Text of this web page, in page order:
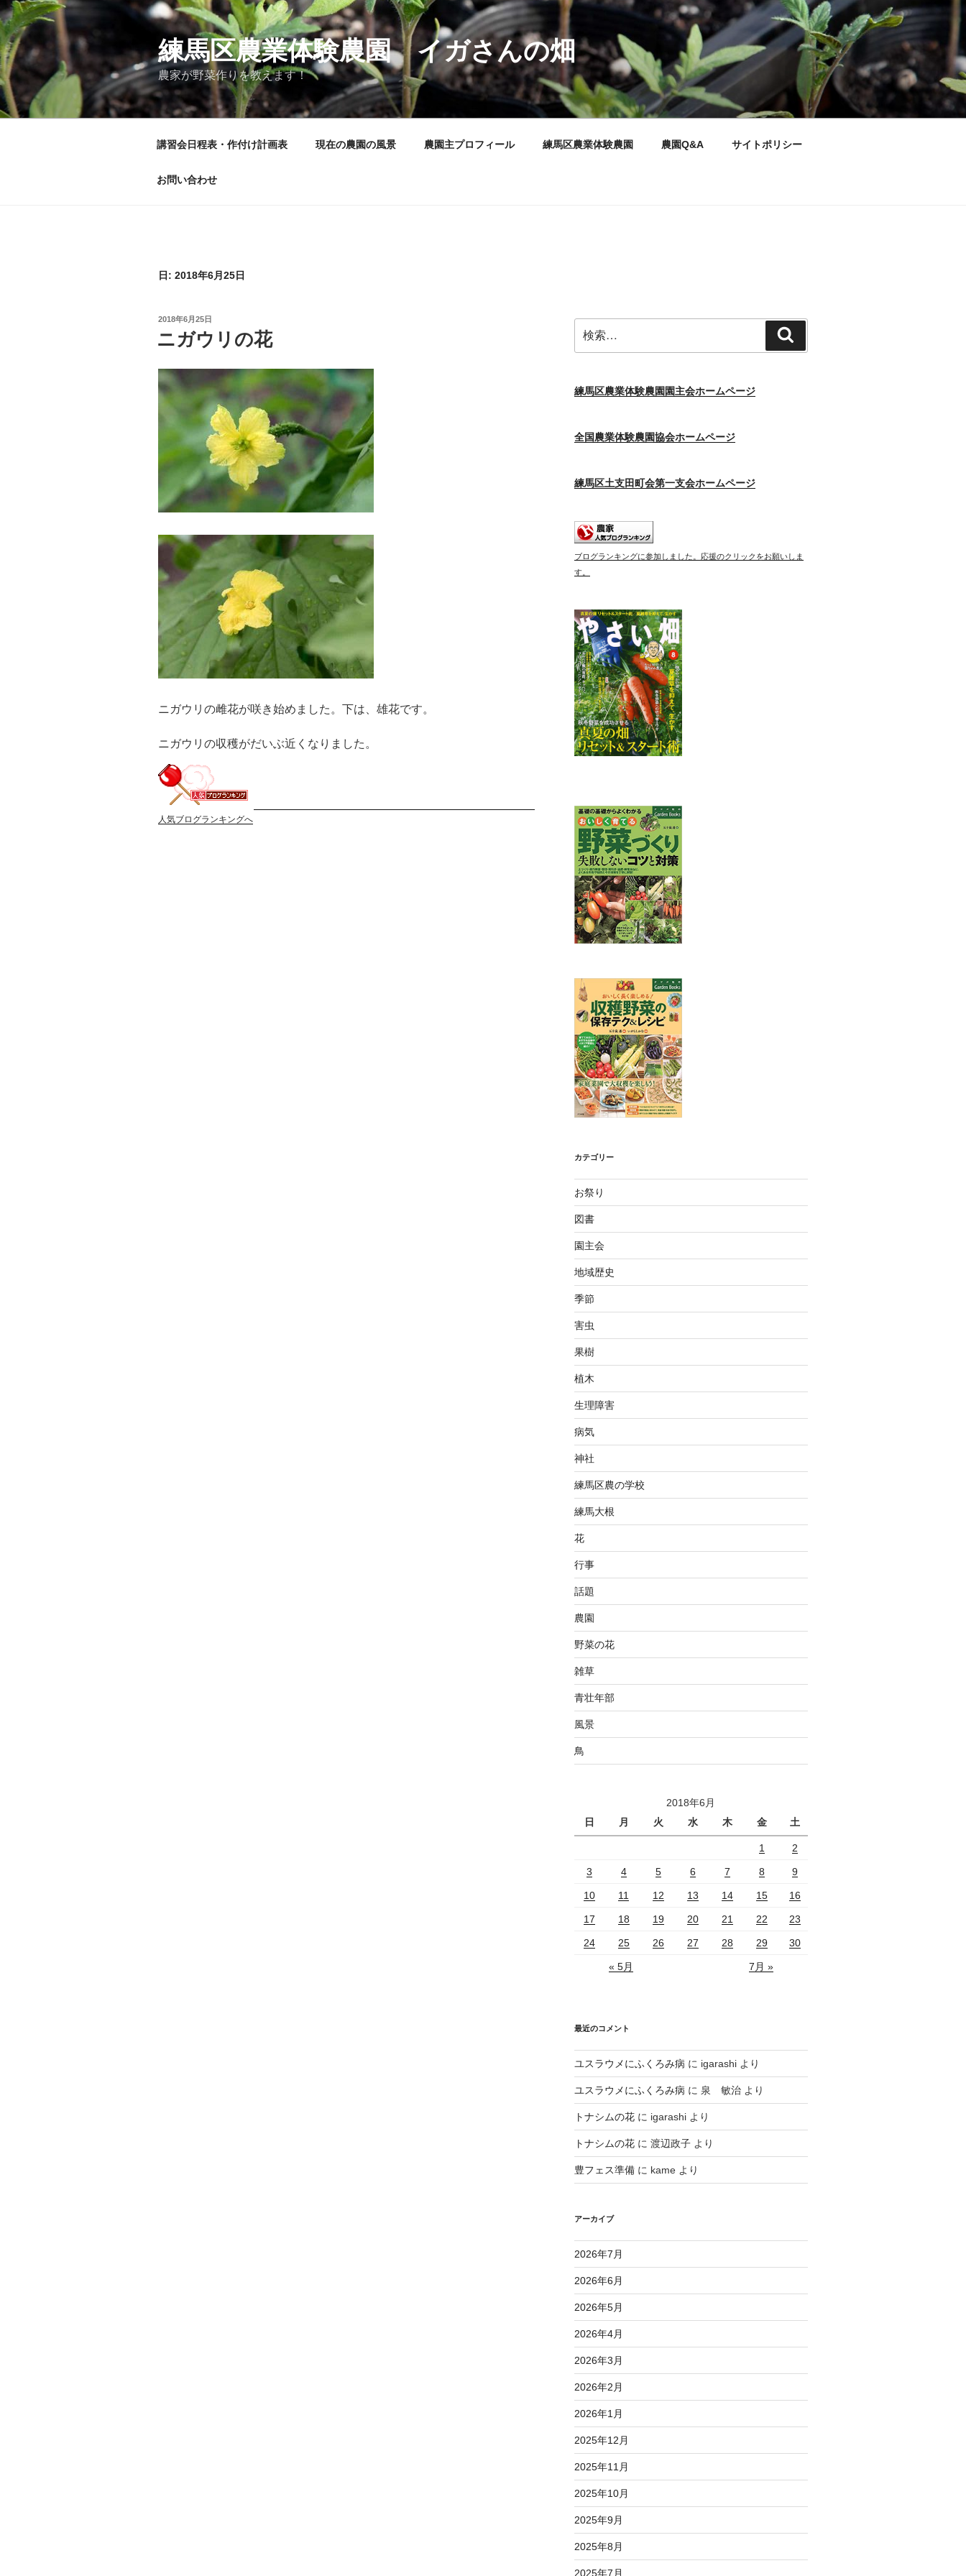
コ
ン
テ
ン
ツ
へ
ス
練馬区農業体験農園 イガさんの畑
農家が野菜作りを教えます！
講習会日程表・作付け計画表 現在の農園の風景 農園主プロフィール 練馬区農業体験農園 農園Q&A サイトポリシー
お問い合わせ
日: 2018年6月25日
投
日:
2018年6月25日
ニガウリの花
ニガウリの雌花が咲き始めました。下は、雄花です。
ニガウリの収穫がだいぶ近くなりました。
人気ブログランキングへ
索:
索
練馬区農業体験農園園主会ホームページ
全国農業体験農園協会ホームページ
練馬区土支田町会第一支会ホームページ
ブログランキングに参加しました。応援のクリックをお願いしま
す。
カテゴリー
お祭り
図書
園主会
地域歴史
季節
害虫
果樹
植木
生理障害
病気
神社
練馬区農の学校
練馬大根
花
行事
話題
農園
野菜の花
雑草
青壮年部
風景
鳥
2018年6月
日
月 火 水 木 金 土
1 2
3 4 5 6 7 8 9
10 11 12 13 14 15 16
17 18 19 20 21 22 23
24 25 26 27 28 29 30
« 5月 7月 »
最近のコメント
ユスラウメにふくろみ病 に igarashiより
ユスラウメにふくろみ病 に 泉 敏治より
トナシムの花に igarashiより
トナシムの花に 渡辺政子より
豊フェス準備に kameより
アーカイブ
2026年7月
2026年6月
2026年5月
2026年4月
2026年3月
2026年2月
2026年1月
2025年12月
2025年11月
2025年10月
2025年9月
2025年8月
2025年7月